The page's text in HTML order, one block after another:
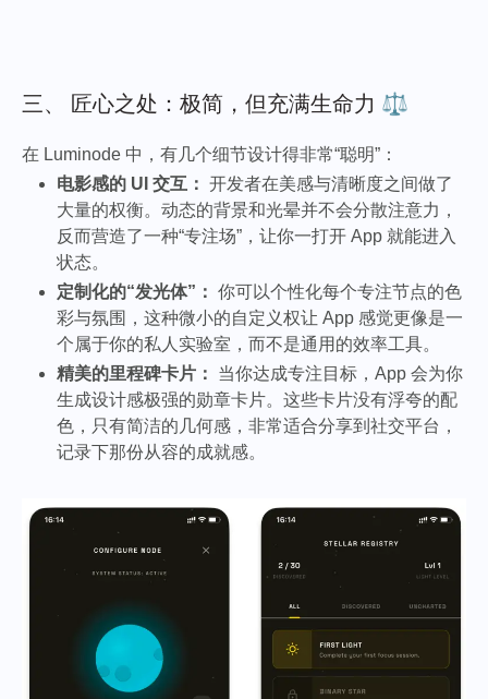
三、 匠心之处：极简，但充满生命力 ⚖️
在 Luminode 中，有几个细节设计得非常“聪明”：
电影感的 UI 交互： 开发者在美感与清晰度之间做了
大量的权衡。动态的背景和光晕并不会分散注意力，
反而营造了一种“专注场”，让你一打开 App 就能进入
状态。
定制化的“发光体”： 你可以个性化每个专注节点的色
彩与氛围，这种微小的自定义权让 App 感觉更像是一
个属于你的私人实验室，而不是通用的效率工具。
精美的里程碑卡片：
当你达成专注目标，App 会为你
生成设计感极强的勋章卡片。这些卡片没有浮夸的配
色，只有简洁的几何感，非常适合分享到社交平台，
记录下那份从容的成就感。